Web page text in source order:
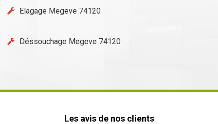
Elagage Megeve 74120
Déssouchage Megeve 74120
Les avis de nos clients